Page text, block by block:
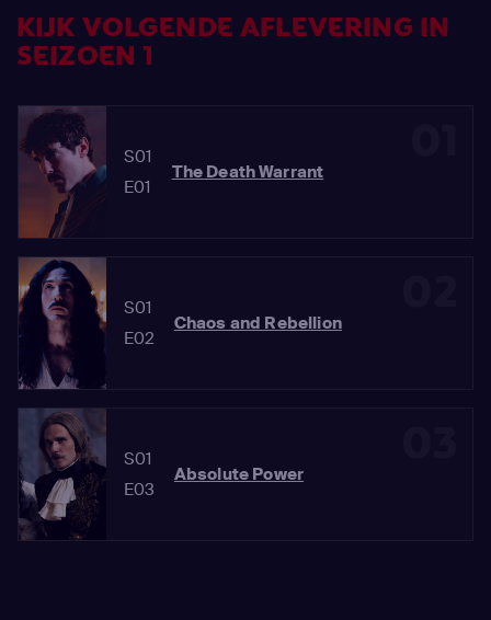
KIJK VOLGENDE AFLEVERING IN
SEIZOEN 1
S01
E01
The Death Warrant
S01
E02
Chaos and Rebellion
S01
E03
Absolute Power